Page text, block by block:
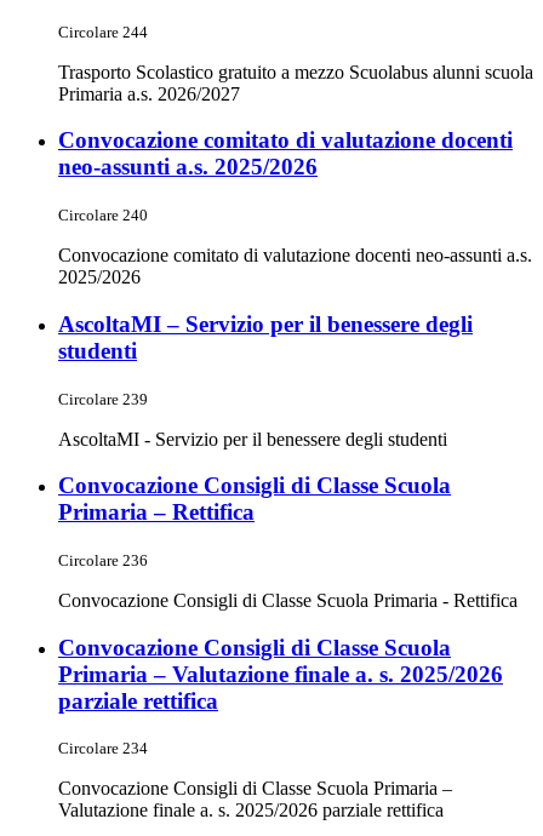
Circolare 244
Trasporto Scolastico gratuito a mezzo Scuolabus alunni scuola
Primaria a.s. 2026/2027
Convocazione comitato di valutazione docenti
neo-assunti a.s. 2025/2026
Circolare 240
Convocazione comitato di valutazione docenti neo-assunti a.s.
2025/2026
AscoltaMI – Servizio per il benessere degli
studenti
Circolare 239
AscoltaMI - Servizio per il benessere degli studenti
Convocazione Consigli di Classe Scuola
Primaria – Rettifica
Circolare 236
Convocazione Consigli di Classe Scuola Primaria - Rettifica
Convocazione Consigli di Classe Scuola
Primaria – Valutazione finale a. s. 2025/2026
parziale rettifica
Circolare 234
Convocazione Consigli di Classe Scuola Primaria –
Valutazione finale a. s. 2025/2026 parziale rettifica